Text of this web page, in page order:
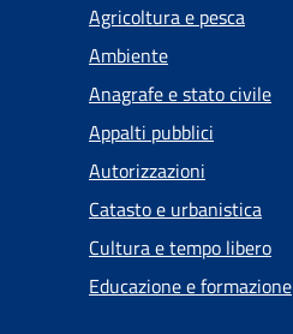
Agricoltura e pesca
Ambiente
Anagrafe e stato civile
Appalti pubblici
Autorizzazioni
Catasto e urbanistica
Cultura e tempo libero
Educazione e formazione